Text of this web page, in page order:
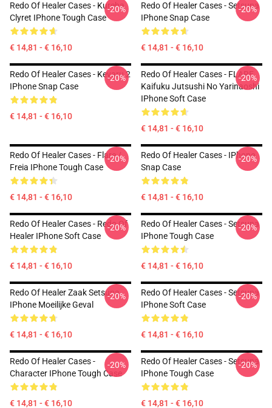
Redo Of Healer Cases - Kureha
Clyret IPhone Tough Case
€ 14,81 - € 16,10
-20%
Redo Of Healer Cases - Setsuna
IPhone Snap Case
€ 14,81 - € 16,10
-20%
Redo Of Healer Cases - Keyaru 2
IPhone Snap Case
€ 14,81 - € 16,10
-20%
Redo Of Healer Cases - FLARE
Kaifuku Jutsushi No Yarinaoshi
IPhone Soft Case
€ 14,81 - € 16,10
-20%
Redo Of Healer Cases - Flare /
Freia IPhone Tough Case
€ 14,81 - € 16,10
-20%
Redo Of Healer Cases - IPhone
Snap Case
€ 14,81 - € 16,10
-20%
Redo Of Healer Cases - Redo Of
Healer IPhone Soft Case
€ 14,81 - € 16,10
-20%
Redo Of Healer Cases - Setsuna
IPhone Tough Case
€ 14,81 - € 16,10
-20%
Redo Of Healer Zaak Setsuna
IPhone Moeilijke Geval
€ 14,81 - € 16,10
-20%
Redo Of Healer Cases - Setsuna
IPhone Soft Case
€ 14,81 - € 16,10
-20%
Redo Of Healer Cases -
Character IPhone Tough Case
€ 14,81 - € 16,10
-20%
Redo Of Healer Cases - Setsuna
IPhone Tough Case
€ 14,81 - € 16,10
-20%